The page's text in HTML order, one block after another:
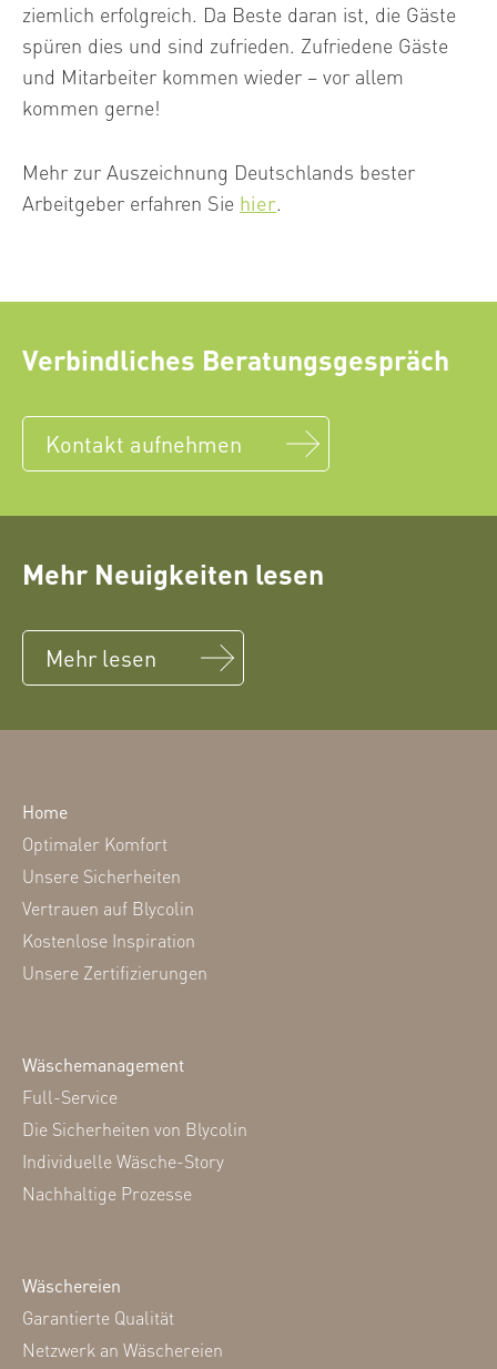
ziemlich erfolgreich. Da Beste daran ist, die Gäste
spüren dies und sind zufrieden. Zufriedene Gäste
und Mitarbeiter kommen wieder – vor allem
kommen gerne!
Mehr zur Auszeichnung Deutschlands bester
Arbeitgeber erfahren Sie hier.
Verbindliches Beratungsgespräch
Kontakt aufnehmen
Mehr Neuigkeiten lesen
Mehr lesen
Home
Optimaler Komfort
Unsere Sicherheiten
Vertrauen auf Blycolin
Kostenlose Inspiration
Unsere Zertifizierungen
Wäschemanagement
Full-Service
Die Sicherheiten von Blycolin
Individuelle Wäsche-Story
Nachhaltige Prozesse
Wäschereien
Garantierte Qualität
Netzwerk an Wäschereien